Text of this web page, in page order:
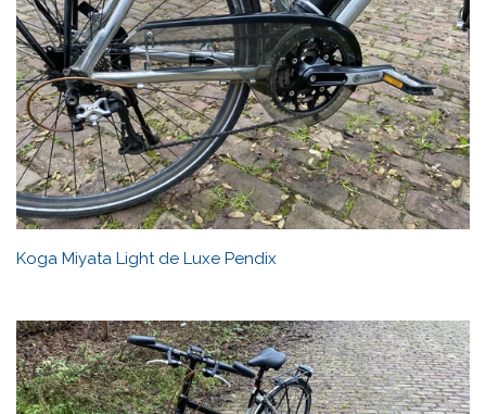
Koga Miyata Light de Luxe Pendix